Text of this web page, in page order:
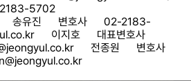
5702
송유진 변호사 02-2183-
이지호 대표변호사
전종원 변호사